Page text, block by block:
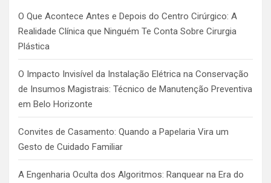
O Que Acontece Antes e Depois do Centro Cirúrgico: A
Realidade Clínica que Ninguém Te Conta Sobre Cirurgia
Plástica
O Impacto Invisível da Instalação Elétrica na Conservação
de Insumos Magistrais: Técnico de Manutenção Preventiva
em Belo Horizonte
Convites de Casamento: Quando a Papelaria Vira um
Gesto de Cuidado Familiar
A Engenharia Oculta dos Algoritmos: Ranquear na Era do